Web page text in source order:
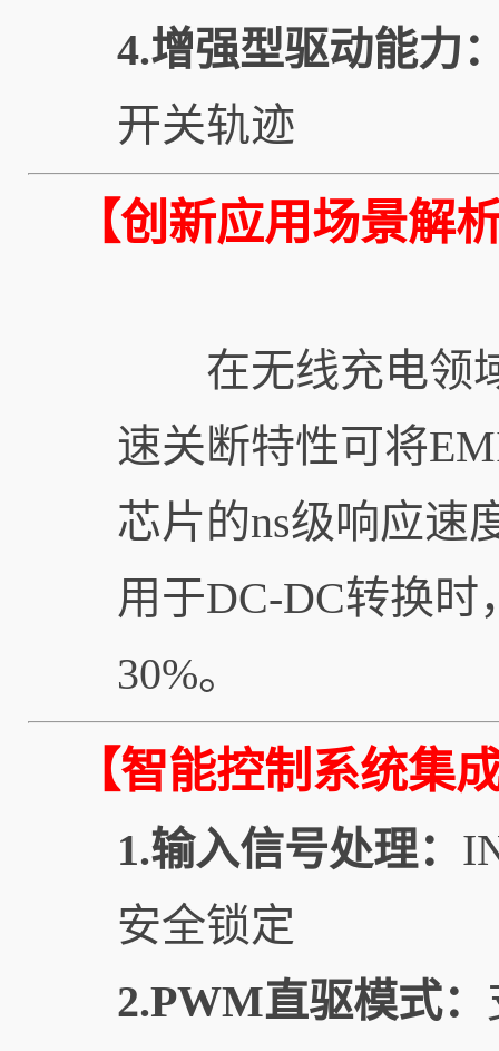
4.增强型驱动能力
开关轨迹
【创新应用场景解
在无线充电领域
速关断特性可将
芯片的ns级响应速
用于DC-DC转换
30%。
【智能控制系统集
1.输入信号处理：
安全锁定
2.PWM直驱模式：